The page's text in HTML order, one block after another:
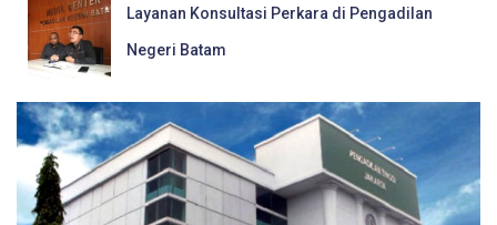
Layanan Konsultasi Perkara di Pengadilan
Negeri Batam